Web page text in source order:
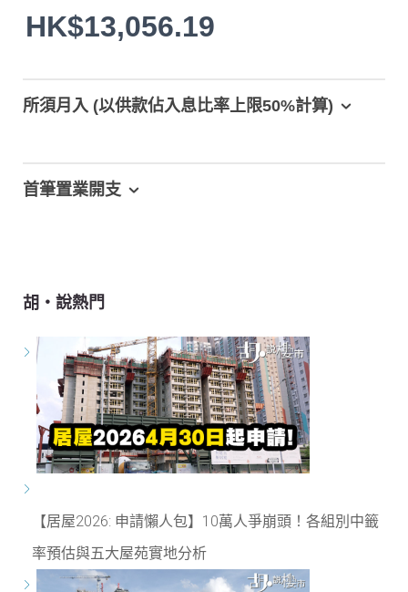
HK$13,056.19
所須月入 (以供款佔入息比率上限50%計算)
首筆置業開支
胡‧說熱門
【居屋2026: 申請懶人包】10萬人爭崩頭！各組別中籤
率預估與五大屋苑實地分析